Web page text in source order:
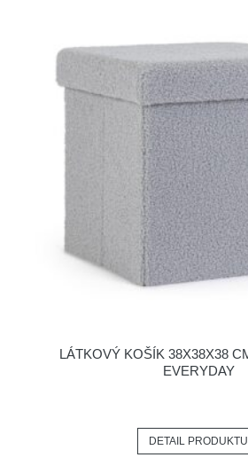
LÁTKOVÝ KOŠÍK 38X38X38
EVERYDAY
DETAIL PRODUKTU